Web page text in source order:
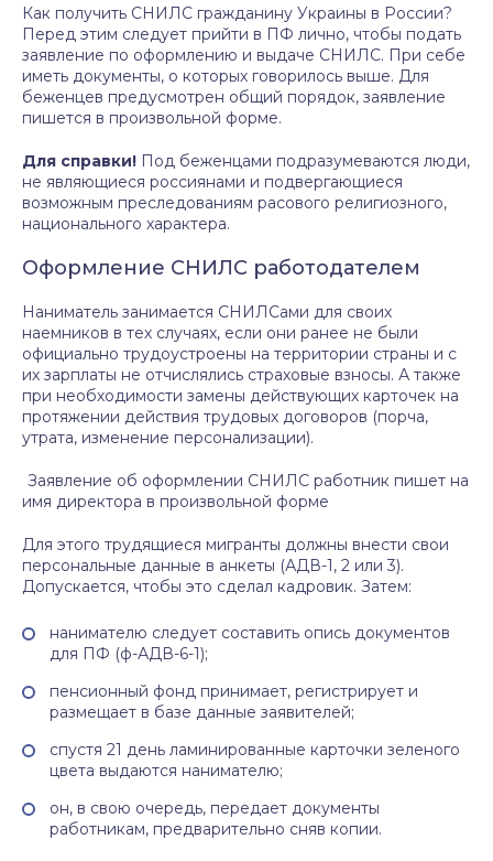
Как получить СНИЛС гражданину Украины в России?
Перед этим следует прийти в ПФ лично, чтобы подать
заявление по оформлению и выдаче СНИЛС. При себе
иметь документы, о которых говорилось выше. Для
беженцев предусмотрен общий порядок, заявление
пишется в произвольной форме.
Для справки! Под беженцами подразумеваются люди,
не являющиеся россиянами и подвергающиеся
возможным преследованиям расового религиозного,
национального характера.
Оформление СНИЛС работодателем
Наниматель занимается СНИЛСами для своих
наемников в тех случаях, если они ранее не были
официально трудоустроены на территории страны и с
их зарплаты не отчислялись страховые взносы. А также
при необходимости замены действующих карточек на
протяжении действия трудовых договоров (порча,
утрата, изменение персонализации).
Заявление об оформлении СНИЛС работник пишет на
имя директора в произвольной форме
Для этого трудящиеся мигранты должны внести свои
персональные данные в анкеты (АДВ-1, 2 или 3).
Допускается, чтобы это сделал кадровик. Затем:
нанимателю следует составить опись документов
для ПФ (ф-АДВ-6-1);
пенсионный фонд принимает, регистрирует и
размещает в базе данные заявителей;
спустя 21 день ламинированные карточки зеленого
цвета выдаются нанимателю;
он, в свою очередь, передает документы
работникам, предварительно сняв копии.